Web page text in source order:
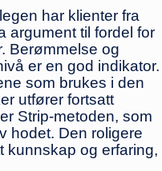
har klienter fra
argument til fordel for
Berømmelse og
er en god indikator.
som brukes i den
utfører fortsatt
Strip-metoden, som
hodet. Den roligere
kunnskap og erfaring,